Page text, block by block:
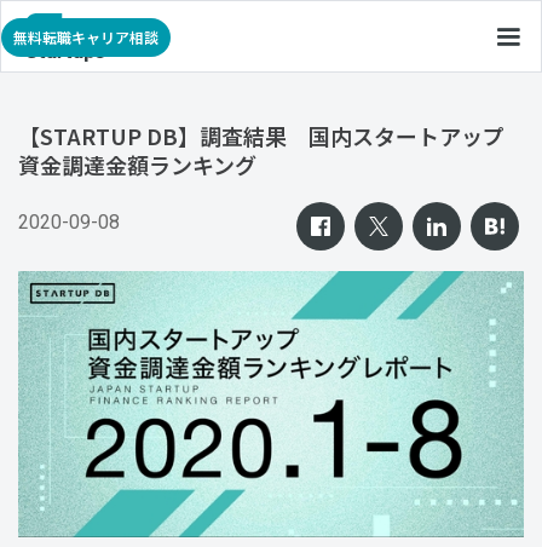
無料転職キャリア相談
【STARTUP DB】調査結果 国内スタートアップ
資金調達金額ランキング
2020-09-08